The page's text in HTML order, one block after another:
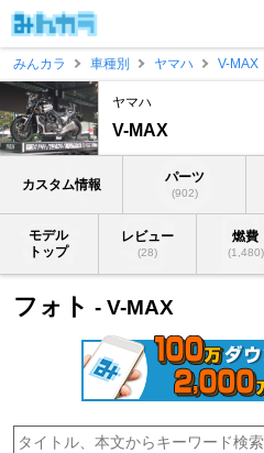
みんカラ
車種別 ヤマハ V-MAX
ヤマハ
V-MAX
カスタム情報 パーツ
(902)
モデル
トップ
レビュー
(28)
燃費
(1,480)
フォト - V-MAX